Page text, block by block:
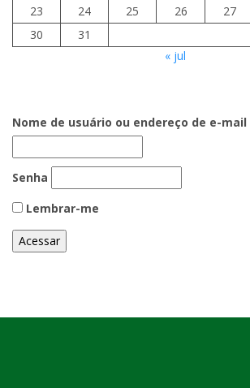
23
24 25 26 27
30
31
« jul
Nome de usuário ou endereço de e-mail
Senha
Lembrar-me